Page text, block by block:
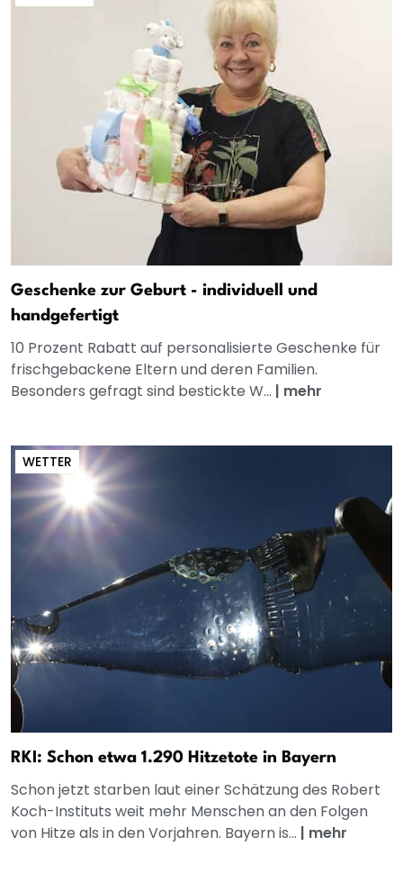
Geschenke zur Geburt - individuell und
handgefertigt
10 Prozent Rabatt auf personalisierte Geschenke für
frischgebackene Eltern und deren Familien.
Besonders gefragt sind bestickte W... | mehr
WETTER
RKI: Schon etwa 1.290 Hitzetote in Bayern
Schon jetzt starben laut einer Schätzung des Robert
Koch-Instituts weit mehr Menschen an den Folgen
von Hitze als in den Vorjahren. Bayern is... | mehr